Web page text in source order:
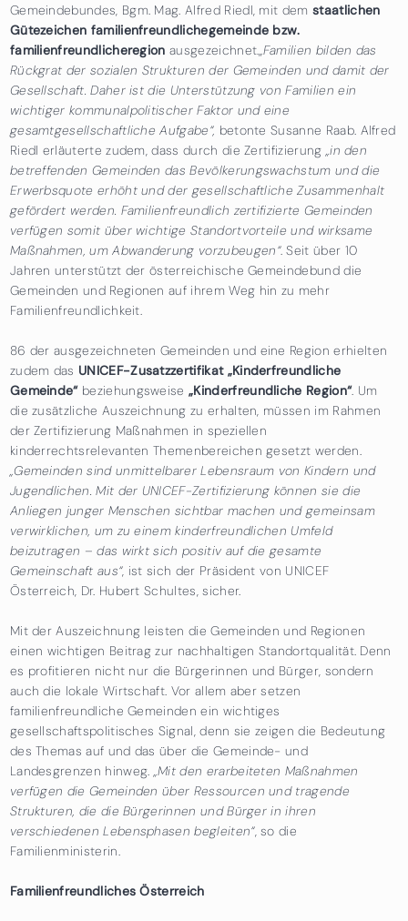
Gemeindebundes, Bgm. Mag. Alfred Riedl, mit dem staatlichen
Gütezeichen familienfreundlichegemeinde bzw.
familienfreundlicheregion ausgezeichnet.„Familien bilden das
Rückgrat der sozialen Strukturen der Gemeinden und damit der
Gesellschaft. Daher ist die Unterstützung von Familien ein
wichtiger kommunalpolitischer Faktor und eine
gesamtgesellschaftliche Aufgabe“, betonte Susanne Raab. Alfred
Riedl erläuterte zudem, dass durch die Zertifizierung „in den
betreffenden Gemeinden das Bevölkerungswachstum und die
Erwerbsquote erhöht und der gesellschaftliche Zusammenhalt
gefördert werden. Familienfreundlich zertifizierte Gemeinden
verfügen somit über wichtige Standortvorteile und wirksame
Maßnahmen, um Abwanderung vorzubeugen“. Seit über 10
Jahren unterstützt der österreichische Gemeindebund die
Gemeinden und Regionen auf ihrem Weg hin zu mehr
Familienfreundlichkeit.
86 der ausgezeichneten Gemeinden und eine Region erhielten
zudem das UNICEF-Zusatzzertifikat „Kinderfreundliche
Gemeinde“beziehungsweise„Kinderfreundliche Region“. Um
die zusätzliche Auszeichnung zu erhalten, müssen im Rahmen
der Zertifizierung Maßnahmen in speziellen
kinderrechtsrelevanten Themenbereichen gesetzt werden.
„Gemeinden sind unmittelbarer Lebensraum von Kindern und
Jugendlichen. Mit der UNICEF-Zertifizierung können sie die
Anliegen junger Menschen sichtbar machen und gemeinsam
verwirklichen, um zu einem kinderfreundlichen Umfeld
beizutragen – das wirkt sich positiv auf die gesamte
Gemeinschaft aus“, ist sich der Präsident von UNICEF
Österreich, Dr. Hubert Schultes, sicher.
Mit der Auszeichnung leisten die Gemeinden und Regionen
einen wichtigen Beitrag zur nachhaltigen Standortqualität. Denn
es profitieren nicht nur die Bürgerinnen und Bürger, sondern
auch die lokale Wirtschaft. Vor allem aber setzen
familienfreundliche Gemeinden ein wichtiges
gesellschaftspolitisches Signal, denn sie zeigen die Bedeutung
des Themas auf und das über die Gemeinde- und
Landesgrenzen hinweg. „Mit den erarbeiteten Maßnahmen
verfügen die Gemeinden über Ressourcen und tragende
Strukturen, die die Bürgerinnen und Bürger in ihren
verschiedenen Lebensphasen begleiten“, so die
Familienministerin.
Familienfreundliches Österreich